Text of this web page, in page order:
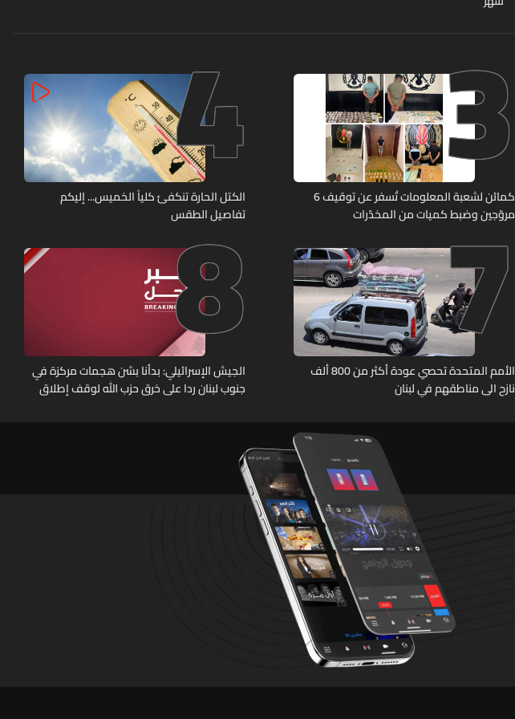
3
كمائن لشعبة المعلومات تُسفر عن توقيف 6
مروّجين وضبط كميات من المخدّرات
4
الكتل الحارة تنكفئ كلياً الخميس... إليكم
تفاصيل الطقس
7
الأمم المتحدة تحصي عودة أكثر من 800 ألف
نازح الى مناطقهم في لبنان
8
الجيش الإسرائيلي: بدأنا بشن هجمات مركزة في
جنوب لبنان ردا على خرق حزب الله لوقف إطلاق